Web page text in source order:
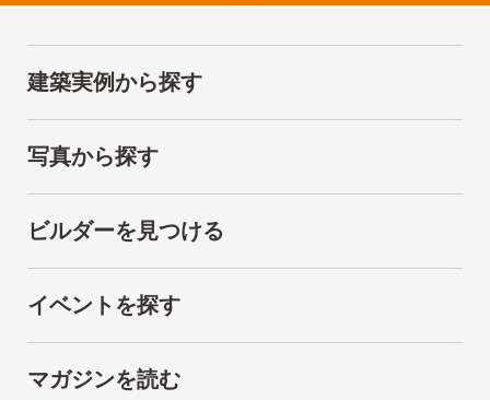
建築実例から探す
写真から探す
ビルダーを見つける
イベントを探す
マガジンを読む